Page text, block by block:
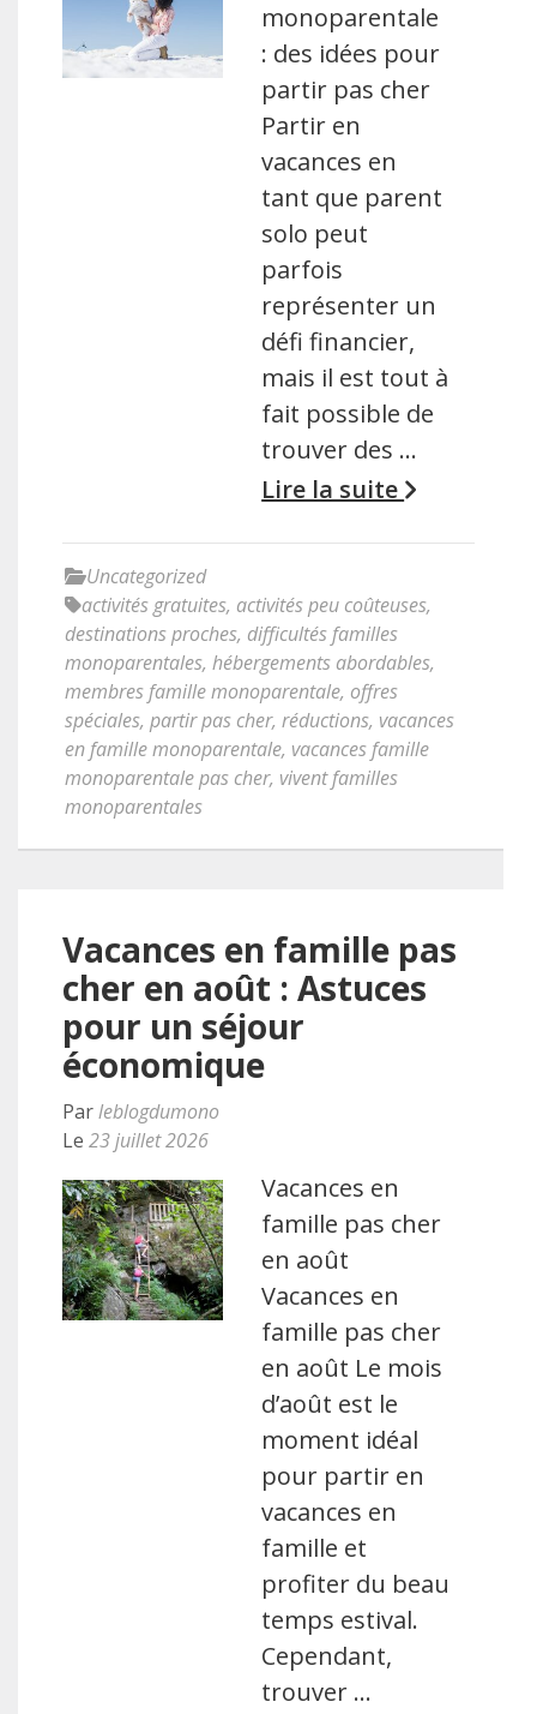
monoparentale
: des idées pour
partir pas cher
Partir en
vacances en
tant que parent
solo peut
parfois
représenter un
défi financier,
mais il est tout à
fait possible de
trouver des …
Lire la suite
Uncategorized
activités gratuites, activités peu coûteuses,
destinations proches, difficultés familles
monoparentales, hébergements abordables,
membres famille monoparentale, offres
spéciales, partir pas cher, réductions, vacances
en famille monoparentale, vacances famille
monoparentale pas cher, vivent familles
monoparentales
Vacances en famille pas
cher en août : Astuces
pour un séjour
économique
Parleblogdumono
Le 23 juillet 2026
Vacances en
famille pas cher
en août
Vacances en
famille pas cher
en août Le mois
d’août est le
moment idéal
pour partir en
vacances en
famille et
profiter du beau
temps estival.
Cependant,
trouver …